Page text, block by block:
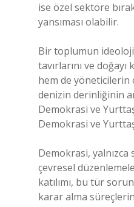
ise özel sektöre
yansıması olabilir.
Bir toplumun
tavırlarını ve
hem de yöneticilerin
denizin derinliğinin
Demokrasi ve
Demokrasi ve
Demokrasi, yalnızca
çevresel
katılımı, bu tür
karar alma